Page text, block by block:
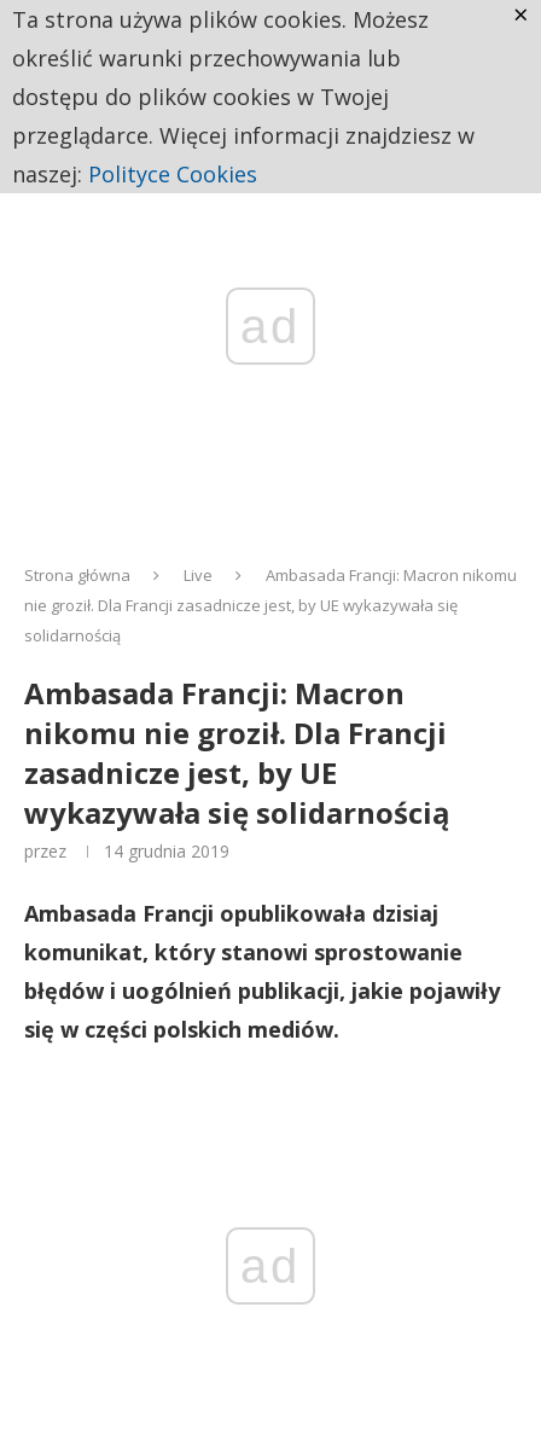
ad
Strona główna Live
Ambasada Francji: Macron nikomu
nie groził. Dla Francji zasadnicze jest, by UE wykazywała się
solidarnością
Ambasada Francji: Macron
nikomu nie groził. Dla Francji
zasadnicze jest, by UE
wykazywała się solidarnością
przez 14 grudnia 2019
Ambasada Francji opublikowała dzisiaj
komunikat, który stanowi sprostowanie
błędów i uogólnień publikacji, jakie pojawiły
się w części polskich mediów.
ad
Ta strona używa plików cookies. Możesz
określić warunki przechowywania lub
dostępu do plików cookies w Twojej
przeglądarce. Więcej informacji znajdziesz w
naszej: Polityce Cookies
×